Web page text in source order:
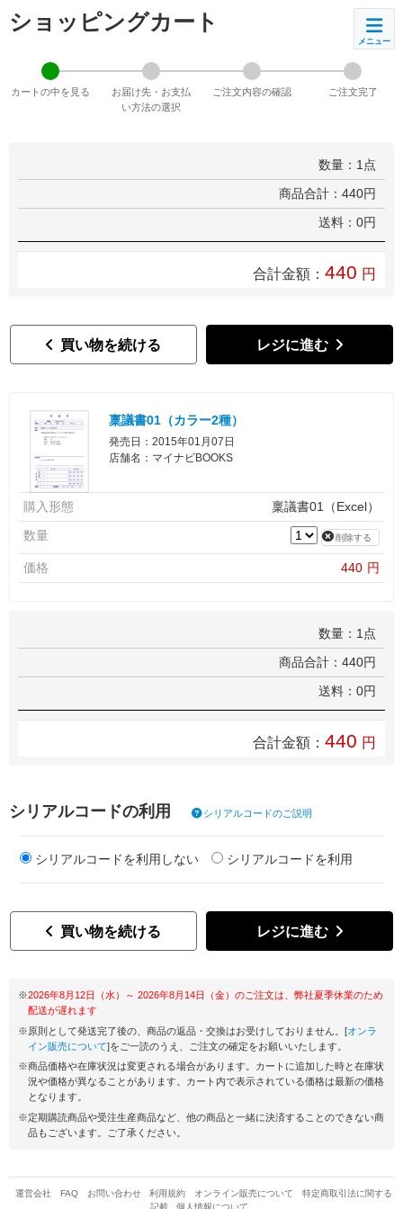
ショッピングカート
カートの中を見る
お届け先・お支払
い方法の選択
ご注文内容の確認 ご注文完了
数量：1点
商品合計：440円
送料：0円
合計金額： 440 円
買い物を続ける レジに進む
稟議書01（カラー2種）
発売日：2015年01月07日
店舗名：マイナビBOOKS
購入形態
稟議書01（Excel）
数量
削除する
価格 440 円
数量：1点
商品合計：440円
送料：0円
合計金額： 440 円
シリアルコードの利用 シリアルコードのご説明
シリアルコードを利用しない シリアルコードを利用
買い物を続ける レジに進む
2026年8月12日（水）～ 2026年8月14日（金）のご注文は、弊社夏季休業のため
配送が遅れます
原則として発送完了後の、商品の返品・交換はお受けしておりません。[オンラ
イン販売について]をご一読のうえ、ご注文の確定をお願いいたします。
商品価格や在庫状況は変更される場合があります。カートに追加した時と在庫状
況や価格が異なることがあります。カート内で表示されている価格は最新の価格
となります。
定期購読商品や受注生産商品など、他の商品と一緒に決済することのできない商
品もございます。ご了承ください。
運営会社 FAQ お問い合わせ 利用規約 オンライン販売について
特定商取引法に関する
記載
個人情報について